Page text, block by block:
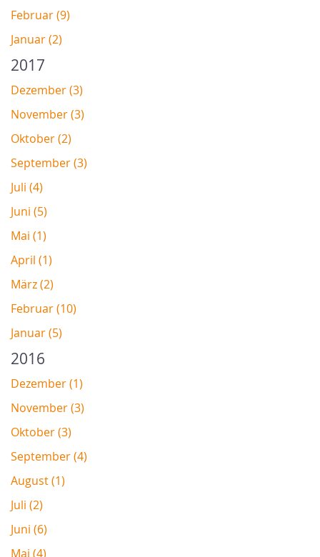
Februar (9)
Januar (2)
2017
Dezember (3)
November (3)
Oktober (2)
September (3)
Juli (4)
Juni (5)
Mai (1)
April (1)
März (2)
Februar (10)
Januar (5)
2016
Dezember (1)
November (3)
Oktober (3)
September (4)
August (1)
Juli (2)
Juni (6)
Mai (4)